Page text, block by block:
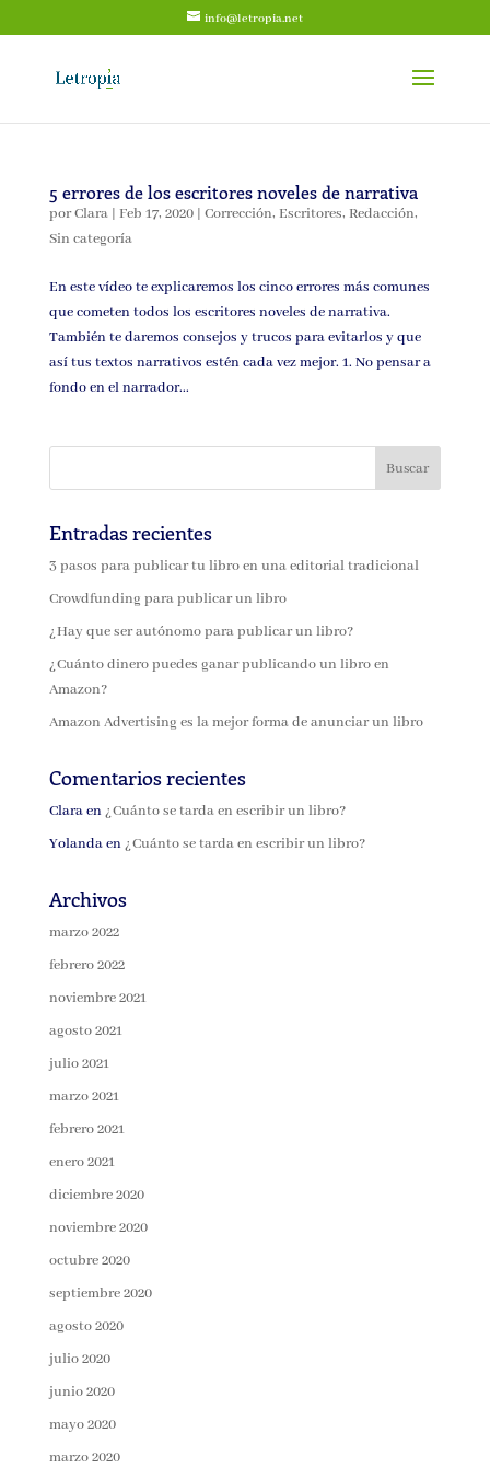
info@letropia.net
5 errores de los escritores noveles de narrativa
porClara| Feb 17, 2020| Corrección, Escritores, Redacción,
Sin categoría
En este vídeo te explicaremos los cinco errores más comunes
que cometen todos los escritores noveles de narrativa.
También te daremos consejos y trucos para evitarlos y que
así tus textos narrativos estén cada vez mejor. 1. No pensar a
fondo en el narrador...
Entradas recientes
3 pasos para publicar tu libro en una editorial tradicional
Crowdfunding para publicar un libro
¿Hay que ser autónomo para publicar un libro?
¿Cuánto dinero puedes ganar publicando un libro en
Amazon?
Amazon Advertising es la mejor forma de anunciar un libro
Comentarios recientes
Claraen¿Cuánto se tarda en escribir un libro?
Yolandaen¿Cuánto se tarda en escribir un libro?
Archivos
marzo 2022
febrero 2022
noviembre 2021
agosto 2021
julio 2021
marzo 2021
febrero 2021
enero 2021
diciembre 2020
noviembre 2020
octubre 2020
septiembre 2020
agosto 2020
julio 2020
junio 2020
mayo 2020
marzo 2020